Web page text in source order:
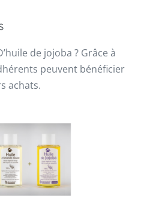
de jojoba ? Grâce à
peuvent bénéficier
achats.